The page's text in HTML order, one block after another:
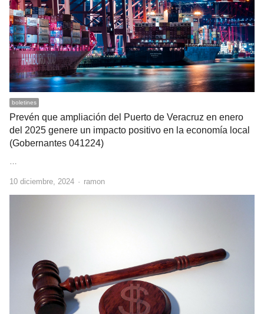
boletines
Prevén que ampliación del Puerto de Veracruz en enero
del 2025 genere un impacto positivo en la economía local
(Gobernantes 041224)
…
10 diciembre, 2024 Author
ramon